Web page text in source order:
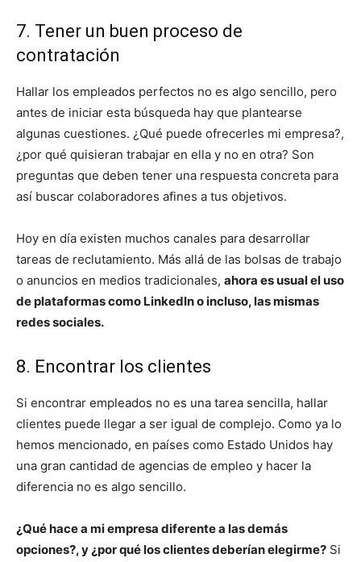
7. Tener un buen proceso de
contratación
Hallar los empleados perfectos no es algo sencillo, pero
antes de iniciar esta búsqueda hay que plantearse
algunas cuestiones. ¿Qué puede ofrecerles mi empresa?,
¿por qué quisieran trabajar en ella y no en otra? Son
preguntas que deben tener una respuesta concreta para
así buscar colaboradores afines a tus objetivos.
Hoy en día existen muchos canales para desarrollar
tareas de reclutamiento. Más allá de las bolsas de trabajo
o anuncios en medios tradicionales, ahora es usual el uso
de plataformas como LinkedIn o incluso, las mismas
redes sociales.
8. Encontrar los clientes
Si encontrar empleados no es una tarea sencilla, hallar
clientes puede llegar a ser igual de complejo. Como ya lo
hemos mencionado, en países como Estado Unidos hay
una gran cantidad de agencias de empleo y hacer la
diferencia no es algo sencillo.
¿Qué hace a mi empresa diferente a las demás
opciones?, y ¿por qué los clientes deberían elegirme? Si